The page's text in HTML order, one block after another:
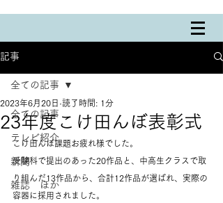
記事
全ての記事
テレビ紹介
新聞
雑誌 ほか
全ての記事
23年度こけ田んぼ表彰式
2023年6月20日 読了時間: 1分
こけ田んぼ課題お疲れ様でした。
受験科で提出のあった20作品と、中高生クラスで取
り組んだ13作品から、合計12作品が選ばれ、実際の
容器に採用されました。